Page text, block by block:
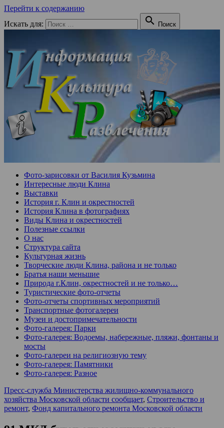
Перейти к содержанию
Искать для:
 Поиск
Фото-зарисовки от Василия Кузьмина
Интересные люди Клина
Выставки
История г. Клин и окрестностей
История Клина в фотографиях
Виды Клина и окрестностей
Полезные ссылки
О нас
Структура сайта
Культурная жизнь
Творческие люди Клина, района и не только
Братья наши меньшие
Природа г.Клин, окрестностей и не только…
Туристические фото-отчеты
Фото-отчеты спортивных мероприятий
Транспортные фотогалереи
Музеи и достопримечательности
Фото-галерея: Парки
Фото-галерея: Водоемы, набережные, пляжи, фонтаны и
мосты
Фото-галереи на религиозную тему
Фото-галерея: Памятники
Фото-галерея: Разное
Пресс-служба Министерства жилищно-коммунального
хозяйства Московской области сообщает, Строительство и
ремонт, Фонд капитального ремонта Московской области